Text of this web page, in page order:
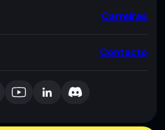
Carreiras
Contacto